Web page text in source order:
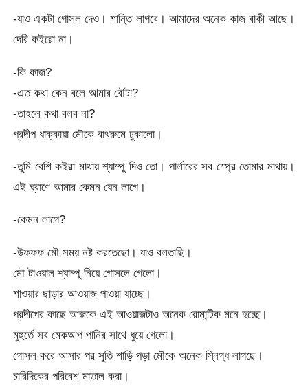
-যাও একটা গোসল দেও। শান্তি লাগবে। আমাদের অনেক কাজ বাকী আছে।
দেরি কইরো না।
-কি কাজ?
-এত কথা কেন বলে আমার বৌটা?
-তাহলে কথা বলব না?
প্রদীপ ধাক্কায়া মৌকে বাথরুমে ঢুকালো।
-তুমি বেশি কইরা মাথায় শ্যাম্পু দিও তো। পার্লারের সব স্প্রে তোমার মাথায়।
এই ঘ্রাণে আমার কেমন যেন লাগে।
-কেমন লাগে?
-উফফফ মৌ সময় নষ্ট করতেছো। যাও বলতাছি।
মৌ টাওয়াল শ্যাম্পু নিয়ে গোসলে গেলো।
শাওয়ার ছাড়ার আওয়াজ পাওয়া যাচ্ছে।
প্রদীপের কাছে আজকে এই আওয়াজটাও অনেক রোমান্টিক মনে হচ্ছে।
মুহুর্তে সব মেকআপ পানির সাথে ধুয়ে গেলো।
গোসল করে আসার পর সুতি শাড়ি পড়া মৌকে অনেক স্নিগ্ধ লাগছে।
চারিদিকের পরিবেশ মাতাল করা।